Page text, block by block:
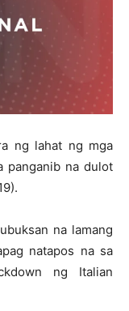
ng lahat ng mga
panganib na dulot
na lamang
natapos na sa
ng Italian